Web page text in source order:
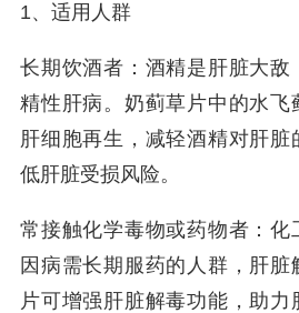
1、适用人群
长期饮酒者：酒精是肝脏大敌
精性肝病。奶蓟草片中的水飞
肝细胞再生，减轻酒精对肝脏
低肝脏受损风险。
常接触化学毒物或药物者：化
因病需长期服药的人群，肝
片可增强肝脏解毒功能，助